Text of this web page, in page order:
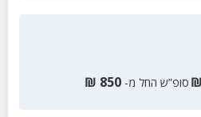
₪ סופ”ש החל מ- 850
₪